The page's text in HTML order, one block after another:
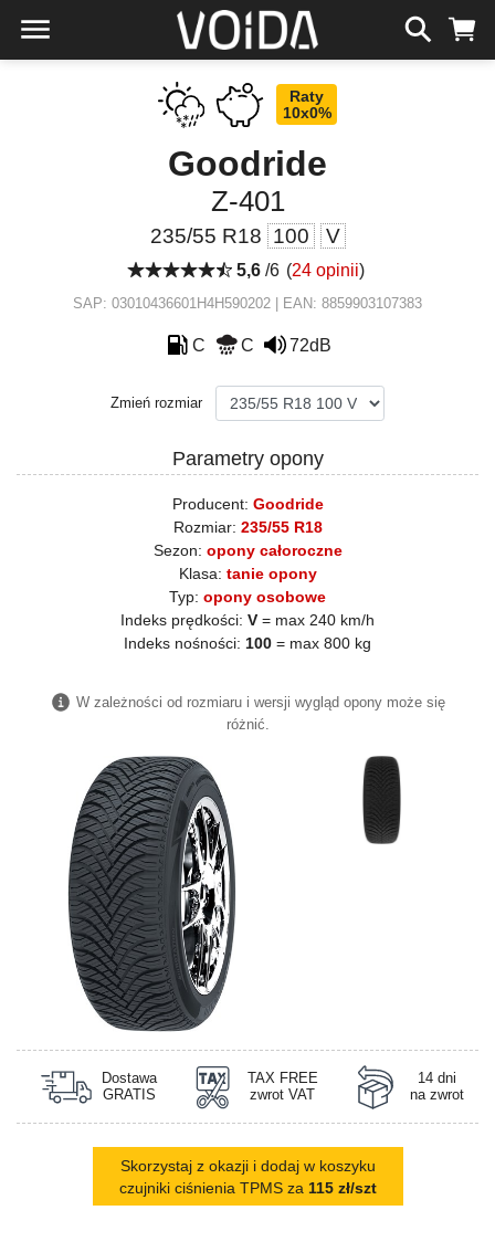
Raty
10x0%
Goodride
Z-401
235/55 R18 100 V
5,6/6 (24 opinii)
SAP: 03010436601H4H590202 | EAN: 8859903107383
C C 72dB
Zmień rozmiar
Parametry opony
Producent: Goodride
Rozmiar: 235/55 R18
Sezon: opony całoroczne
Klasa: tanie opony
Typ: opony osobowe
Indeks prędkości: V = max 240 km/h
Indeks nośności: 100 = max 800 kg
W zależności od rozmiaru i wersji wygląd opony może się
różnić.
Dostawa
GRATIS
TAX FREE
zwrot VAT
14 dni
na zwrot
Skorzystaj z okazji i dodaj w koszyku
czujniki ciśnienia TPMS za 115 zł/szt